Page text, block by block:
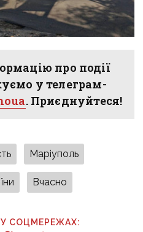
про події
у телеграм-
. Приєднуйтеся!
Маріуполь
Вчасно
СОЦМЕРЕЖАХ: